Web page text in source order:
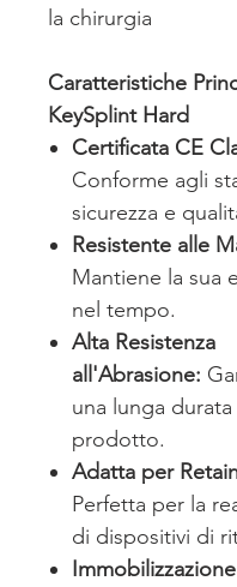
la chirurgia
Caratteristiche
KeySplint Hard
Certificata CE
Conforme agli
sicurezza e
Resistente alle
Mantiene la sua
nel tempo.
Alta Resistenza
all'Abrasione:
una lunga durata
prodotto.
Adatta per
Perfetta per la
di dispositivi di